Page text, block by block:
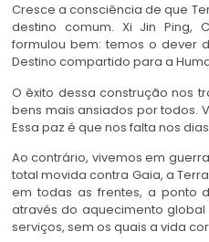
Cresce a consciência de que
destino comum. Xi Jin Ping,
formulou bem: temos o dever
Destino compartido para a
O êxito dessa construção nos
bens mais ansiados por todos.
Essa paz é que nos falta nos
Ao contrário, vivemos em
total movida contra Gaia, a
em todas as frentes, a ponto
através do aquecimento
serviços, sem os quais a vida